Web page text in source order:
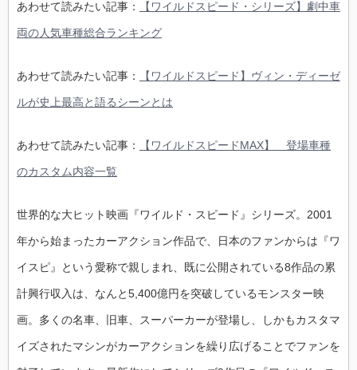
あわせて読みたい記事： 【ワイルドスピード・シリーズ】劇中車
両の人気車種総合ランキング
あわせて読みたい記事： 【ワイルドスピード】ヴィン・ディーゼ
ルが史上最高と語るシーンとは
あわせて読みたい記事： 【ワイルドスピードMAX】 登場車種
のカスタム内容一覧
世界的な大ヒット映画『ワイルド・スピード』シリーズ。2001
年から始まったカーアクション作品で、日本のファンからは『ワ
イスピ』という愛称で親しまれ、既に公開されている8作品の累
計興行収入は、なんと5,400億円を突破しているモンスター映
画。多くの名車、旧車、スーパーカーが登場し、しかもカスタマ
イズされたマシンがカーアクションを繰り広げることでファンを